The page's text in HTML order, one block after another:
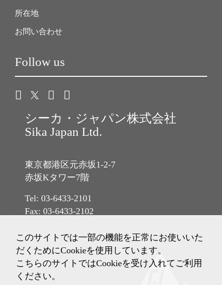
所在地
お問い合わせ
Follow us
シーカ・ジャパン株式会社
Sika Japan Ltd.
東京都港区元赤坂1-2-7
赤坂Kタワー7階
Tel: 03-6433-2101
Fax: 03-6433-2102
このサイトでは一部の機能を正常にお使いいた
だくためにCookieを使用しています。
こちらのサイトではCookieを受け入れてご利用
ください。